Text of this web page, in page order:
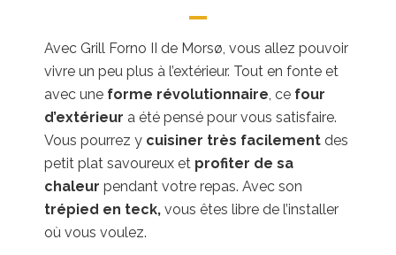
Avec Grill Forno II de Morsø, vous allez pouvoir
vivre un peu plus à l’extérieur. Tout en fonte et
avec une forme révolutionnaire, ce four
d’extérieur a été pensé pour vous satisfaire.
Vous pourrez y cuisiner très facilement des
petit plat savoureux et profiter de sa
chaleur pendant votre repas. Avec son
trépied en teck, vous êtes libre de l’installer
où vous voulez.